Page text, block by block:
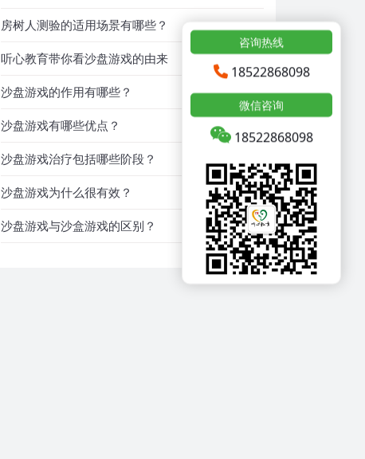
房树人测验的适用场景有哪些？
听心教育带你看沙盘游戏的由来
沙盘游戏的作用有哪些？
沙盘游戏有哪些优点？
沙盘游戏治疗包括哪些阶段？
沙盘游戏为什么很有效？
沙盘游戏与沙盒游戏的区别？
咨询热线
18522868098
微信咨询
18522868098